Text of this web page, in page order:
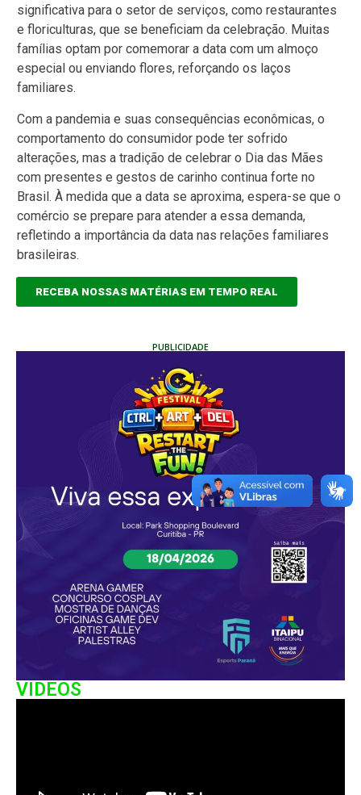
significativa para o setor de serviços, como restaurantes
e floriculturas, que se beneficiam da celebração. Muitas
famílias optam por comemorar a data com um almoço
especial ou enviando flores, reforçando os laços
familiares.
Com a pandemia e suas consequências econômicas, o
comportamento do consumidor pode ter sofrido
alterações, mas a tradição de celebrar o Dia das Mães
com presentes e gestos de carinho continua forte no
Brasil. À medida que a data se aproxima, espera-se que o
comércio se prepare para atender a essa demanda,
refletindo a importância da data nas relações familiares
brasileiras.
RECEBA NOSSAS MATÉRIAS EM TEMPO REAL
PUBLICIDADE
VIDEOS